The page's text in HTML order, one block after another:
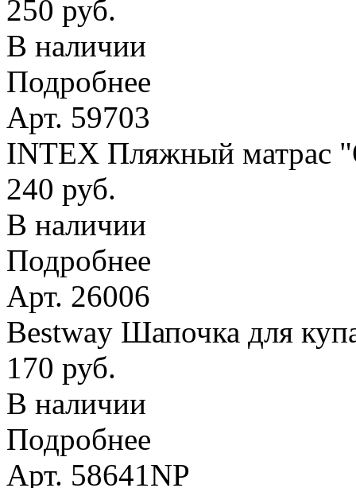
250 руб.
В наличии
Подробнее
Арт. 59703
INTEX Пляжный
240 руб.
В наличии
Подробнее
Арт. 26006
Bestway Шапочка для
170 руб.
В наличии
Подробнее
Арт. 58641NP